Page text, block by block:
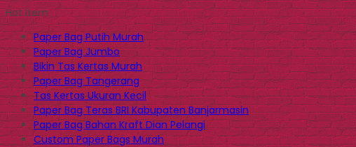
Hot Item
Paper Bag Putih Murah
Paper Bag Jumbo
Bikin Tas Kertas Murah
Paper Bag Tangerang
Tas Kertas Ukuran Kecil
Paper Bag Teras BRI Kabupaten Banjarmasin
Paper Bag Bahan Kraft Dian Pelangi
Custom Paper Bags Murah